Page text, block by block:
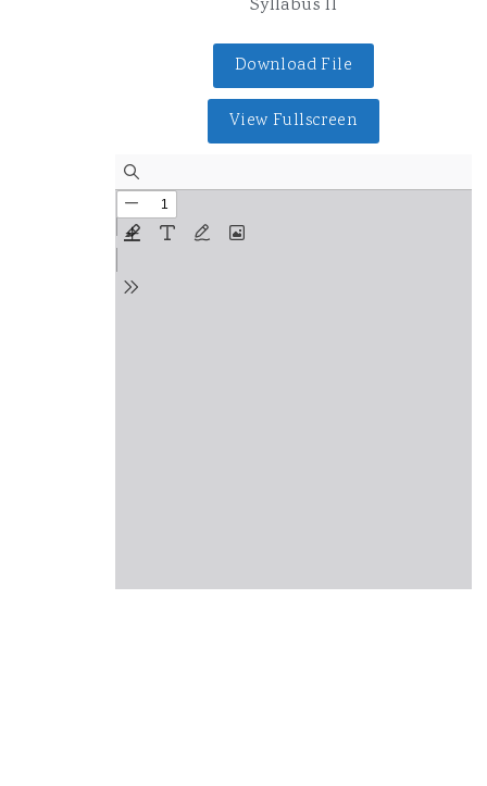
Syllabus II
Download File
View Fullscreen